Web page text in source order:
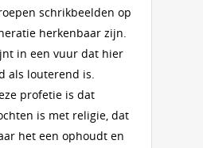
schrikbeelden op
herkenbaar zijn.
in een vuur dat hier
als louterend is.
profetie is dat
is met religie, dat
het een ophoudt en